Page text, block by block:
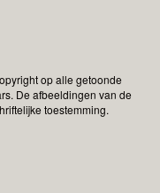
op alle getoonde
De afbeeldingen van de
toestemming.